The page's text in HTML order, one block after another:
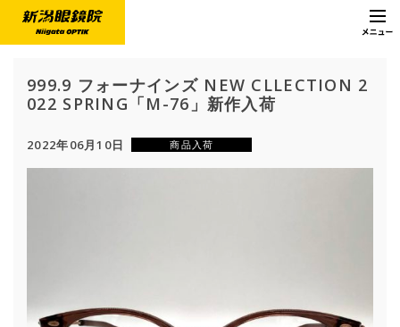
999.9 フォーナインズ NEW CLLECTION 2
022 SPRING「M-76」新作入荷
2022年06月10日 商品入荷